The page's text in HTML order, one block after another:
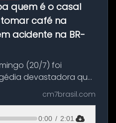
quem é o casal
café na
acidente na BR-
(20/7) foi
devastadora que
de dois jovens na
Manaus. Um passeio
café regio...
cm7brasil.com
0:00 / 2:01